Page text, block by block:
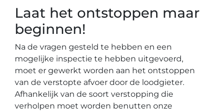
Laat het ontstoppen maar
beginnen!
Na de vragen gesteld te hebben en een
mogelijke inspectie te hebben uitgevoerd,
moet er gewerkt worden aan het ontstoppen
van de verstopte afvoer door de loodgieter.
Afhankelijk van de soort verstopping die
verholpen moet worden benutten onze